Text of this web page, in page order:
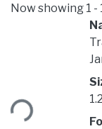
Now showing 1 -